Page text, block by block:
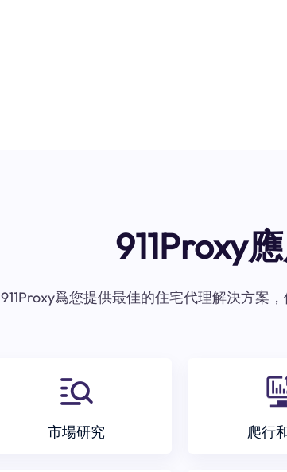
911Proxy
911Proxy爲您提供最佳的住宅代理解決方案
市場研究 爬行